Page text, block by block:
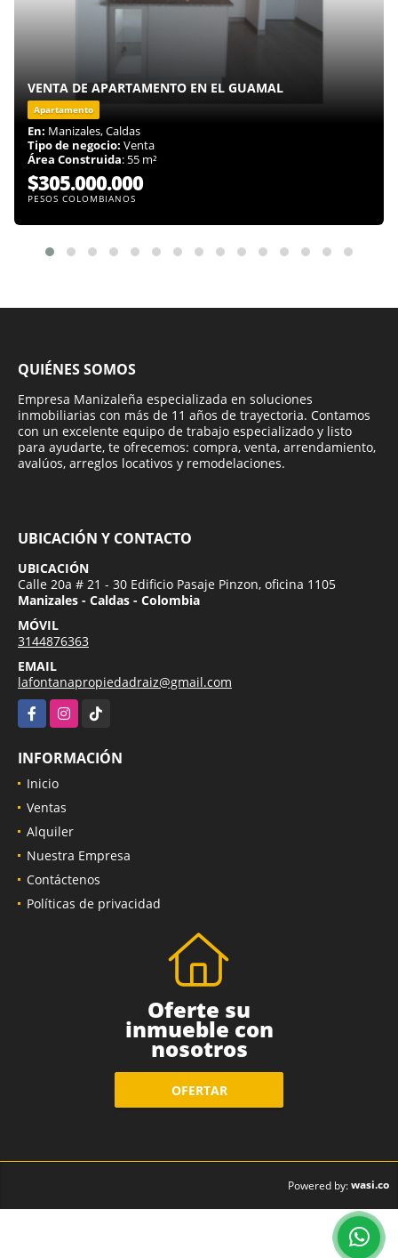
VENTA DE APARTAMENTO EN EL GUAMAL
Apartamento
En: Manizales, Caldas
Tipo de negocio: Venta
Área Construida: 55 m²
$305.000.000
PESOS COLOMBIANOS
QUIÉNES SOMOS
Empresa Manizaleña especializada en soluciones
inmobiliarias con más de 11 años de trayectoria. Contamos
con un excelente equipo de trabajo especializado y listo
para ayudarte, te ofrecemos: compra, venta, arrendamiento,
avalúos, arreglos locativos y remodelaciones.
UBICACIÓN Y CONTACTO
UBICACIÓN
Calle 20a # 21 - 30 Edificio Pasaje Pinzon, oficina 1105
Manizales - Caldas - Colombia
MÓVIL
3144876363
EMAIL
lafontanapropiedadraiz@gmail.com
FacebookInstagramTikTok
INFORMACIÓN
Inicio
Ventas
Alquiler
Nuestra Empresa
Contáctenos
Políticas de privacidad
Oferte su
inmueble con
nosotros
OFERTAR
Powered by:wasi.co